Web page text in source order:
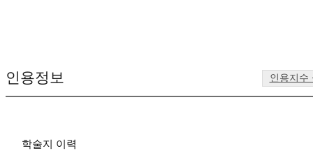
인용정보 인용지수
학술지 이력